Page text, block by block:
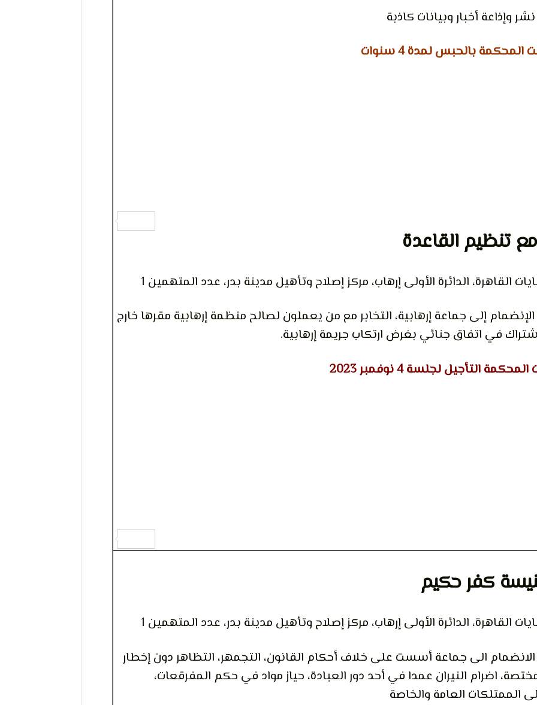
وإذاعة أخبار وبيانات كاذبة
المحكمة بالحبس لمدة 4 سنوات
مع تنظيم القاعدة
القاهرة، الدائرة الأولى إرهاب، مركز إصلاح وتأهيل مدينة بدر، عدد المتهمين 1
الإنضمام إلى جماعة إرهابية، التخابر مع من يعملون لصالح منظمة إرهابية مقرها خارج
في اتفاق جنائي بغرض ارتكاب جريمة إرهابية.
التأجيل لجلسة 4 نوفمبر 2023
كفر حكيم
القاهرة، الدائرة الأولى إرهاب، مركز إصلاح وتأهيل مدينة بدر، عدد المتهمين 1
الانضمام الى جماعة أسست على خلاف أحكام القانون، التجمهر، التظاهر دون إخطار
اضرام النيران عمدا في أحد دور العبادة، حياز مواد في حكم المفرقعات،
الممتلكات العامة والخاصة